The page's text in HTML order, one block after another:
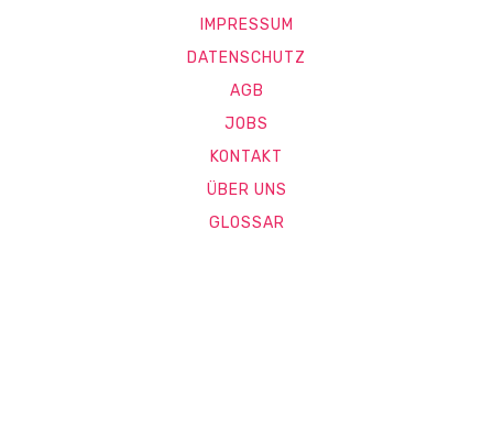
IMPRESSUM
DATENSCHUTZ
AGB
JOBS
KONTAKT
ÜBER UNS
GLOSSAR